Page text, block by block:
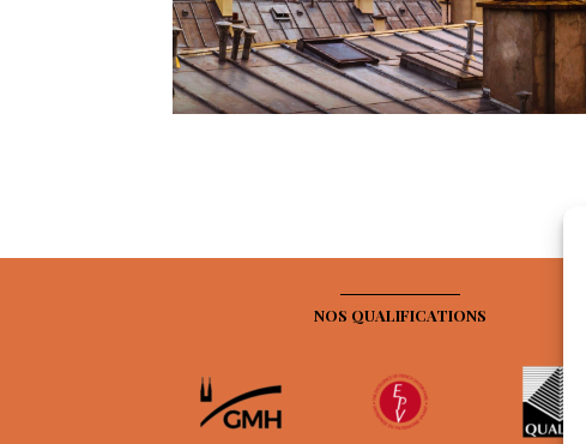
NOS QUALIFICATIONS